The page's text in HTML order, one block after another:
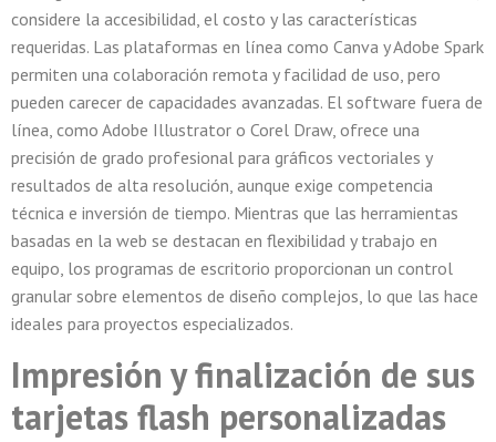
considere la accesibilidad, el costo y las características
requeridas. Las plataformas en línea como Canva y Adobe Spark
permiten una colaboración remota y facilidad de uso, pero
pueden carecer de capacidades avanzadas. El software fuera de
línea, como Adobe Illustrator o Corel Draw, ofrece una
precisión de grado profesional para gráficos vectoriales y
resultados de alta resolución, aunque exige competencia
técnica e inversión de tiempo. Mientras que las herramientas
basadas en la web se destacan en flexibilidad y trabajo en
equipo, los programas de escritorio proporcionan un control
granular sobre elementos de diseño complejos, lo que las hace
ideales para proyectos especializados.
Impresión y finalización de sus
tarjetas flash personalizadas